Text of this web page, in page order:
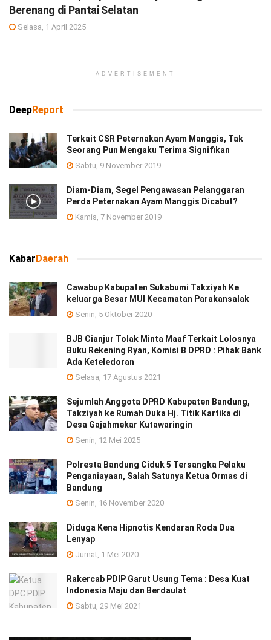
Berenang di Pantai Selatan
Selasa, 1 April 2025
ADVERTISEMENT
DeepReport
Terkait CSR Peternakan Ayam Manggis, Tak
Seorang Pun Mengaku Terima Signifikan
Sabtu, 9 November 2019
Diam-Diam, Segel Pengawasan Pelanggaran
Perda Peternakan Ayam Manggis Dicabut?
Kamis, 7 November 2019
KabarDaerah
Cawabup Kabupaten Sukabumi Takziyah Ke
keluarga Besar MUI Kecamatan Parakansalak
Senin, 5 Oktober 2020
BJB Cianjur Tolak Minta Maaf Terkait Lolosnya
Buku Rekening Ryan, Komisi B DPRD : Pihak Bank
Ada Keteledoran
Selasa, 17 Agustus 2021
Sejumlah Anggota DPRD Kabupaten Bandung,
Takziyah ke Rumah Duka Hj. Titik Kartika di
Desa Gajahmekar Kutawaringin
Senin, 12 Mei 2025
Polresta Bandung Ciduk 5 Tersangka Pelaku
Penganiayaan, Salah Satunya Ketua Ormas di
Bandung
Senin, 16 November 2020
Diduga Kena Hipnotis Kendaran Roda Dua
Lenyap
Jumat, 1 Mei 2020
Rakercab PDIP Garut Usung Tema : Desa Kuat
Indonesia Maju dan Berdaulat
Sabtu, 29 Mei 2021